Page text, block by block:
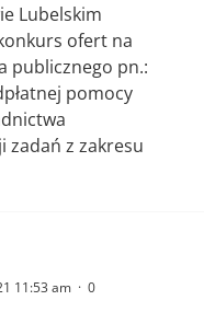
Lubelskim
ofert na
publicznego pn.:
pomocy
zadań z zakresu
11:53 am · 0